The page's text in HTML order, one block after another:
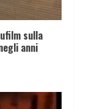
sulla
anni